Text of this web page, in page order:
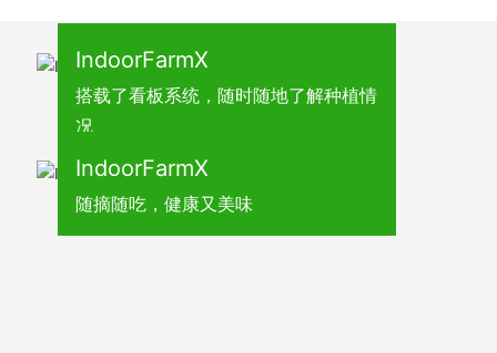
IndoorFarmX
搭载了看板系统，随时随地了解种植情
况
IndoorFarmX
随摘随吃，健康又美味